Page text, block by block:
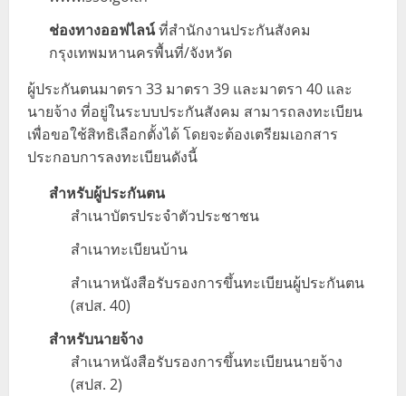
ช่องทางออฟไลน์ที่สำนักงานประกันสังคม
กรุงเทพมหานครพื้นที่/จังหวัด
ผู้ประกันตนมาตรา 33 มาตรา 39 และมาตรา 40 และ
นายจ้าง ที่อยู่ในระบบประกันสังคม สามารถลงทะเบียน
เพื่อขอใช้สิทธิเลือกตั้งได้ โดยจะต้องเตรียมเอกสาร
ประกอบการลงทะเบียนดังนี้
สำหรับผู้ประกันตน
สำเนาบัตรประจำตัวประชาชน
สำเนาทะเบียนบ้าน
สำเนาหนังสือรับรองการขึ้นทะเบียนผู้ประกันตน
(สปส. 40)
สำหรับนายจ้าง
สำเนาหนังสือรับรองการขึ้นทะเบียนนายจ้าง
(สปส. 2)